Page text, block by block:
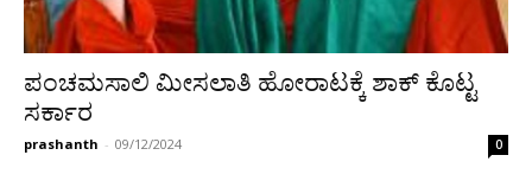
ಪಂಚಮಸಾಲಿ ಮೀಸಲಾತಿ ಹೋರಾಟಕ್ಕೆ ಶಾಕ್ ಕೊಟ್ಟ
ಸರ್ಕಾರ
prashanth - 09/12/2024 0